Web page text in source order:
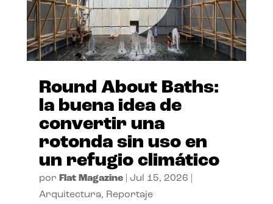
Round About Baths:
la buena idea de
convertir una
rotonda sin uso en
un refugio climático
por Flat Magazine| Jul 15, 2026
Arquitectura, Reportaje